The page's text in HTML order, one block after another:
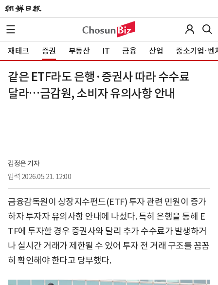
재테크 증권 부동산 IT 금융 산업 중소기업·벤
같은 ETF라도 은행·증권사 따라 수수료
달라…금감원, 소비자 유의사항 안내
김정은 기자
입력 2026.05.21. 12:00
금융감독원이 상장지수펀드(ETF) 투자 관련 민원이 증가
하자 투자자 유의사항 안내에 나섰다. 특히 은행을 통해 E
TF에 투자할 경우 증권사와 달리 추가 수수료가 발생하거
나 실시간 거래가 제한될 수 있어 투자 전 거래 구조를 꼼꼼
히 확인해야 한다고 당부했다.